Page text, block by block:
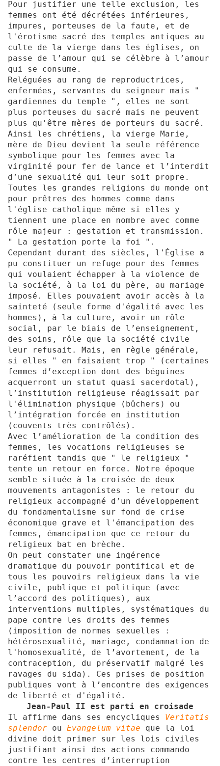
Pour justifier une telle exclusion, les
femmes ont été décrétées inférieures,
impures, porteuses de la faute, et de
l'érotisme sacré des temples antiques au
culte de la vierge dans les églises, on
passe de l’amour qui se célèbre à l’amour
qui se consume.
Reléguées au rang de reproductrices,
enfermées, servantes du seigneur mais "
gardiennes du temple ", elles ne sont
plus porteuses du sacré mais ne peuvent
plus qu'être mères de porteurs du sacré.
Ainsi les chrétiens, la vierge Marie,
mère de Dieu devient la seule référence
symbolique pour les femmes avec la
virginité pour fer de lance et l’interdit
d’une sexualité qui leur soit propre.
Toutes les grandes religions du monde ont
pour prêtres des hommes comme dans
l'église catholique même si elles y
tiennent une place en nombre avec comme
rôle majeur : gestation et transmission.
" La gestation porte la foi ".
Cependant durant des siècles, l'Église a
pu constituer un refuge pour des femmes
qui voulaient échapper à la violence de
la société, à la loi du père, au mariage
imposé. Elles pouvaient avoir accès à la
sainteté (seule forme d'égalité avec les
hommes), à la culture, avoir un rôle
social, par le biais de l’enseignement,
des soins, rôle que la société civile
leur refusait. Mais, en règle générale,
si elles " en faisaient trop " (certaines
femmes d’exception dont des béguines
acquerront un statut quasi sacerdotal),
l’institution religieuse réagissait par
l'élimination physique (bûchers) ou
l’intégration forcée en institution
(couvents très contrôlés).
Avec l’amélioration de la condition des
femmes, les vocations religieuses se
raréfient tandis que " le religieux "
tente un retour en force. Notre époque
semble située à la croisée de deux
mouvements antagonistes : le retour du
religieux accompagné d’un développement
du fondamentalisme sur fond de crise
économique grave et l'émancipation des
femmes, émancipation que ce retour du
religieux bat en brèche.
On peut constater une ingérence
dramatique du pouvoir pontifical et de
tous les pouvoirs religieux dans la vie
civile, publique et politique (avec
l’accord des politiques), aux
interventions multiples, systématiques du
pape contre les droits des femmes
(imposition de normes sexuelles :
hétérosexualité, mariage, condamnation de
l'homosexualité, de l’avortement, de la
contraception, du préservatif malgré les
ravages du sida). Ces prises de position
publiques vont à l’encontre des exigences
de liberté et d'égalité.
Jean-Paul II est parti en croisade
Il affirme dans ses encycliques Veritatis
splendor ou Evangelum vitae que la loi
divine doit primer sur les lois civiles
justifiant ainsi des actions commando
contre les centres d’interruption